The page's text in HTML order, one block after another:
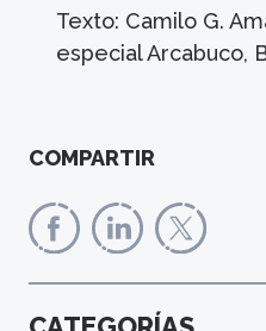
Texto: Camilo G.
especial Arcabuco,
COMPARTIR